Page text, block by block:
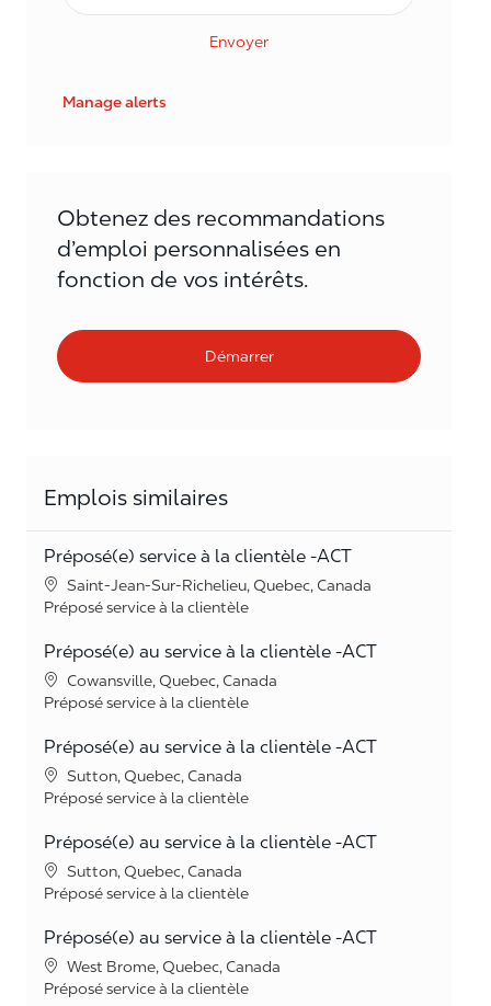
Envoyer
Manage alerts
Obtenez des recommandations
d’emploi personnalisées en
fonction de vos intérêts.
Démarrer
Emplois similaires
Préposé(e) service à la clientèle -ACT
LieuSaint-Jean-Sur-Richelieu, Quebec, Canada
Catégorie
Préposé service à la clientèle
Préposé(e) au service à la clientèle -ACT
LieuCowansville, Quebec, Canada
Catégorie
Préposé service à la clientèle
Préposé(e) au service à la clientèle -ACT
LieuSutton, Quebec, Canada
Catégorie
Préposé service à la clientèle
Préposé(e) au service à la clientèle -ACT
LieuSutton, Quebec, Canada
Catégorie
Préposé service à la clientèle
Préposé(e) au service à la clientèle -ACT
LieuWest Brome, Quebec, Canada
Catégorie
Préposé service à la clientèle